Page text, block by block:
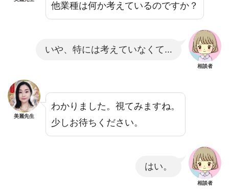
他業種は何か考えているのですか？
いや、特には考えていなくて…
相談者
美麗先生
わかりました。視てみますね。
少しお待ちください。
はい。
相談者